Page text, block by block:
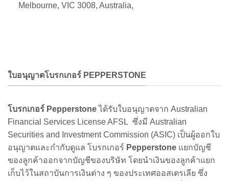
Melbourne, VIC 3008, Australia,
ใบอนุญาตโบรกเกอร์ PEPPERSTONE
โบรกเกอร์ Pepperstoneได้รับใบอนุญาตจาก Australian
Financial Services License AFSL ซึ่งมี Australian
Securities and Investment Commission (ASIC) เป็นผู้ออกใบ
อนุญาตและกำกับดูแล โบรกเกอร์ Pepperstone แยกบัญชี
ของลูกค้าออกจากบัญชีของบริษัท โดยนำเงินของลูกค้าแยก
เก็บไว้ในสถาบันการเงินต่าง ๆ ของประเทศออสเตรเลีย ซึ่ง